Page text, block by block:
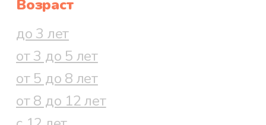
Возраст
до 3 лет
от 3 до 5 лет
от 5 до 8 лет
от 8 до 12 лет